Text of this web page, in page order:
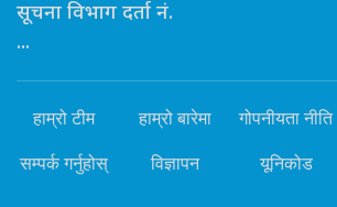
सूचना विभाग दर्ता नं.
...
हाम्रो टीम हाम्रो बारेमा गोपनीयता नीति
सम्पर्क गर्नुहोस् विज्ञापन यूनिकोड